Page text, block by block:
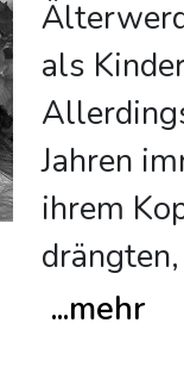
als
Jahren
ihrem
...mehr